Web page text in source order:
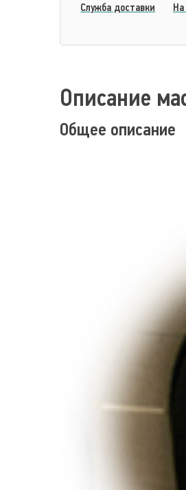
Cлужба доставки
Описание
Общее описание